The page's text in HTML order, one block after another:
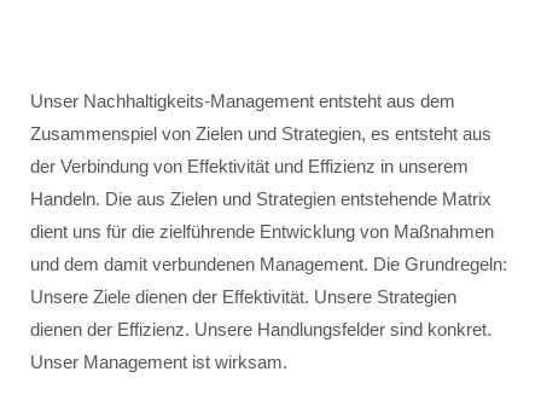
Unser Nachhaltigkeits-Management entsteht aus dem
Zusammenspiel von Zielen und Strategien, es entsteht aus
der Verbindung von Effektivität und Effizienz in unserem
Handeln. Die aus Zielen und Strategien entstehende Matrix
dient uns für die zielführende Entwicklung von Maßnahmen
und dem damit verbundenen Management. Die Grundregeln:
Unsere Ziele dienen der Effektivität. Unsere Strategien
dienen der Effizienz. Unsere Handlungsfelder sind konkret.
Unser Management ist wirksam.